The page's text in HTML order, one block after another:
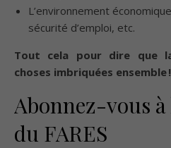
L’environnement
sécurité d’emploi, etc.
Tout cela pour dire que
choses imbriquées ensemble !
Abonnez-vous
du FARES